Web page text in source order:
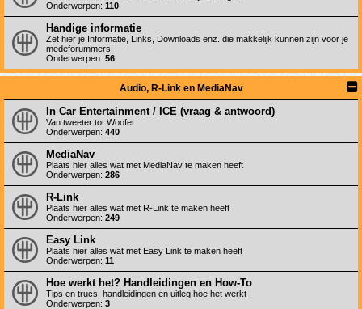
Onderwerpen: 110
Handige informatie
Zet hier je Informatie, Links, Downloads enz. die makkelijk kunnen zijn voor je
medeforummers!
Onderwerpen: 56
Audio, R-Link en MediaNav
In Car Entertainment / ICE (vraag & antwoord)
Van tweeter tot Woofer
Onderwerpen: 440
MediaNav
Plaats hier alles wat met MediaNav te maken heeft
Onderwerpen: 286
R-Link
Plaats hier alles wat met R-Link te maken heeft
Onderwerpen: 249
Easy Link
Plaats hier alles wat met Easy Link te maken heeft
Onderwerpen: 11
Hoe werkt het? Handleidingen en How-To
Tips en trucs, handleidingen en uitleg hoe het werkt
Onderwerpen: 3